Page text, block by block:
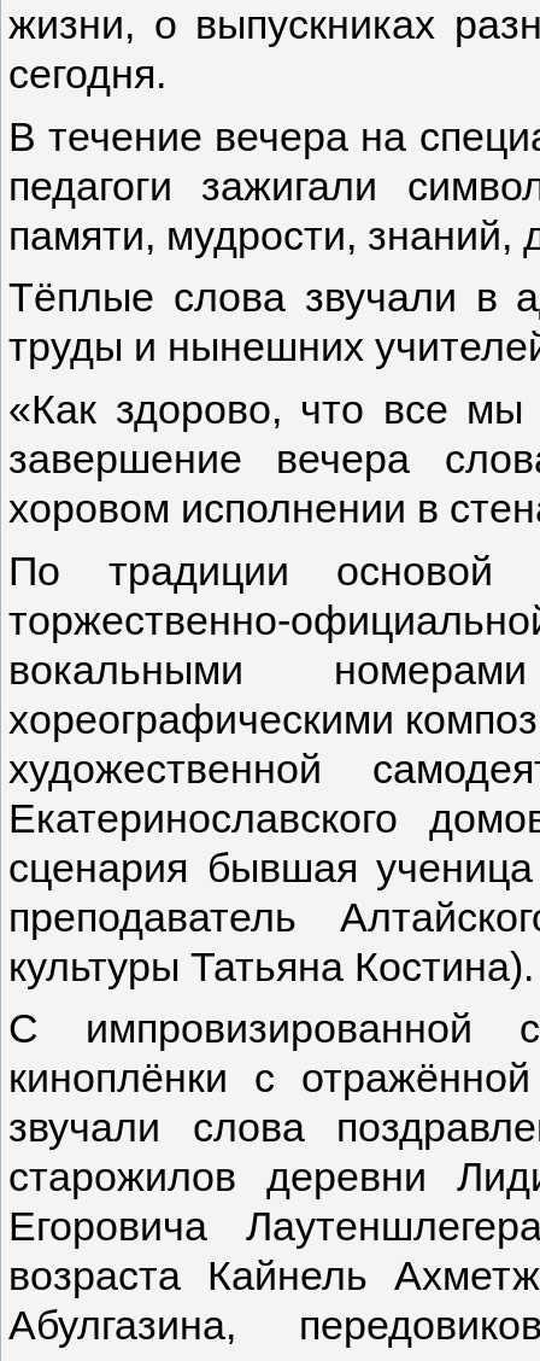
жизни, о выпускниках
сегодня.
В течение вечера на
педагоги зажигали
памяти, мудрости,
Тёплые слова звучали в
труды и нынешних
«Как здорово, что все мы
завершение вечера
хоровом исполнении в
По традиции
торжественно-
вокальными
хореографическими
художественной
Екатеринославского
сценария бывшая
преподаватель
культуры Татьяна Костина).
С
киноплёнки с
звучали слова
старожилов деревни
Егоровича
возраста Кайнель
Абулгазина,